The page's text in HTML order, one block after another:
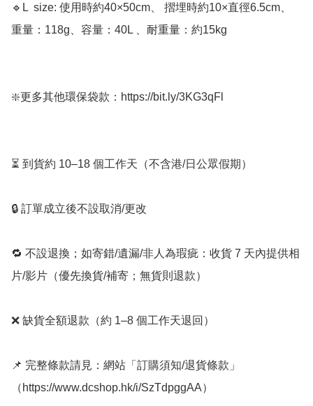
🔹L  size: 使用時約40×50cm、 摺埋時約10×直徑6.5cm、
重量：118g、容量：40L 、耐重量：約15kg
❇️更多其他環保袋款：https://bit.ly/3KG3qFl
⏳ 到貨約 10–18 個工作天（不含港/日公眾假期）
🔒 訂單成立後不設取消/更改
🔁 不設退換；如寄錯/遺漏/非人為瑕疵：收貨 7 天內提供相
片/影片（優先換貨/補寄；無貨則退款）
❌ 缺貨全額退款（約 1–8 個工作天退回）
📌 完整條款請見：網站「訂購須知/退貨條款」
（https://www.dcshop.hk/i/SzTdpggAA）